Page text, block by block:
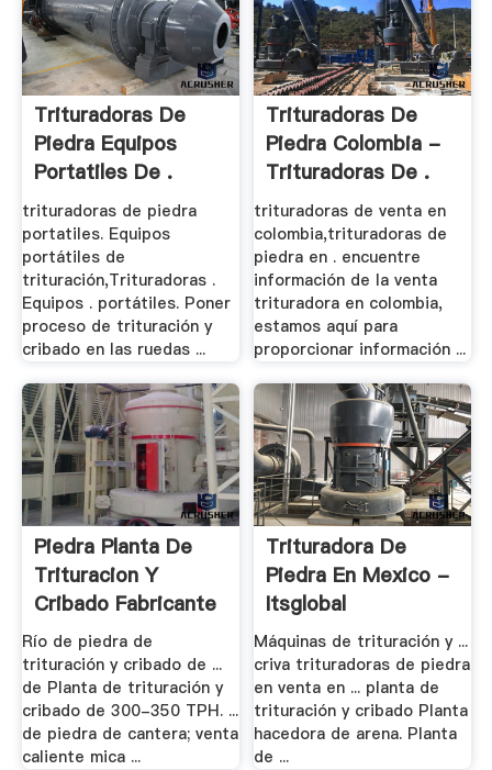
Trituradoras De
Piedra Equipos
Portatiles De .
trituradoras de piedra
portatiles. Equipos
portátiles de
trituración,Trituradoras .
Equipos . portátiles. Poner
proceso de trituración y
cribado en las ruedas ...
Trituradoras De
Piedra Colombia -
Trituradoras De .
trituradoras de venta en
colombia,trituradoras de
piedra en . encuentre
información de la venta
trituradora en colombia,
estamos aquí para
proporcionar información ...
Piedra Planta De
Trituracion Y
Cribado Fabricante
Río de piedra de
trituración y cribado de ...
de Planta de trituración y
cribado de 300-350 TPH. ...
de piedra de cantera; venta
caliente mica ...
Trituradora De
Piedra En Mexico -
Itsglobal
Máquinas de trituración y ...
criva trituradoras de piedra
en venta en ... planta de
trituración y cribado Planta
hacedora de arena. Planta
de ...